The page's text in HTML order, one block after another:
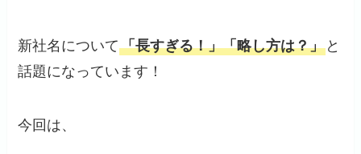
新社名について「長すぎる！」「略し方は？」 と
話題になっています！
今回は、